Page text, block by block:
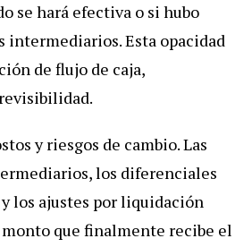
se hará efectiva o si hubo
intermediarios. Esta opacidad
de flujo de caja,
y riesgos de cambio. Las
los diferenciales
los ajustes por liquidación
que finalmente recibe el